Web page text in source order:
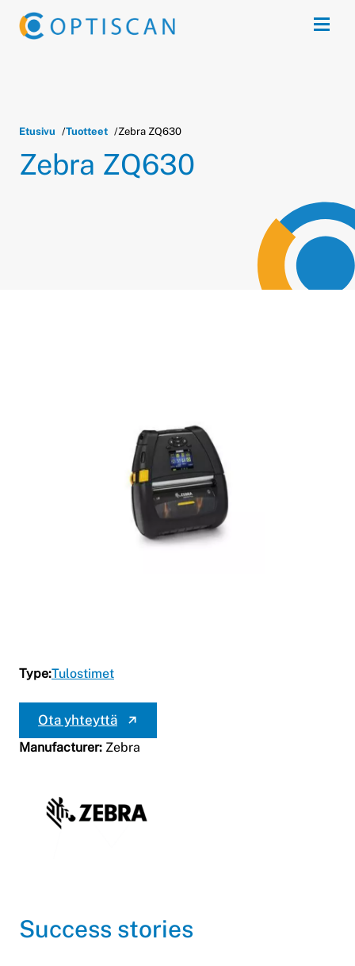
Siirry sisältöön
Avaa
Etusivu Tuotteet Zebra ZQ630
Zebra ZQ630
Type:Tulostimet
Ota yhteyttä
Manufacturer: Zebra
Success stories